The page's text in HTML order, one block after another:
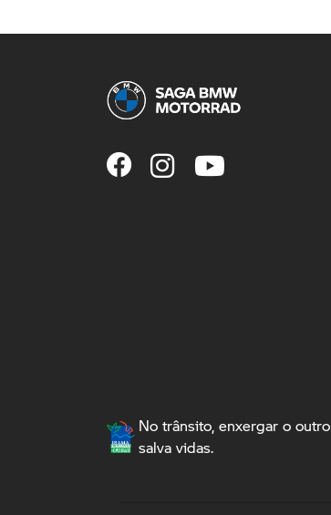
No trânsito, enxergar o outro
salva vidas.